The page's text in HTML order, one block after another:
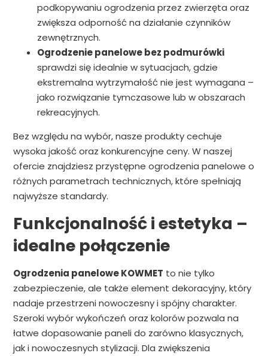
podkopywaniu ogrodzenia przez zwierzęta oraz
zwiększa odporność na działanie czynników
zewnętrznych.
Ogrodzenie panelowe bez podmurówki
sprawdzi się idealnie w sytuacjach, gdzie
ekstremalna wytrzymałość nie jest wymagana –
jako rozwiązanie tymczasowe lub w obszarach
rekreacyjnych.
Bez względu na wybór, nasze produkty cechuje
wysoka jakość oraz konkurencyjne ceny. W naszej
ofercie znajdziesz przystępne ogrodzenia panelowe o
różnych parametrach technicznych, które spełniają
najwyższe standardy.
Funkcjonalność i estetyka –
idealne połączenie
Ogrodzenia panelowe KOWMET to nie tylko
zabezpieczenie, ale także element dekoracyjny, który
nadaje przestrzeni nowoczesny i spójny charakter.
Szeroki wybór wykończeń oraz kolorów pozwala na
łatwe dopasowanie paneli do zarówno klasycznych,
jak i nowoczesnych stylizacji. Dla zwiększenia